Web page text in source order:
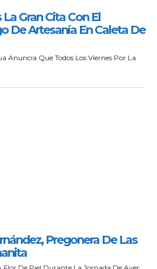
Gran Cita Con El
De Artesanía En Caleta De
Que Todos Los Viernes Por La
Pregonera De Las